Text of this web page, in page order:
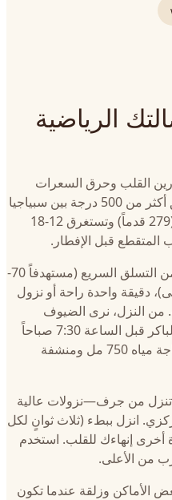
الرياضية
القلب وحرق السعرات
الحرارية دون عضوية شهرية. تتسلق أكثر من 500 درجة بين سبياجيا
85 متراً عمودياً (279 قدماً) وتستغرق 12-18
المتقطع قبل الإفطار.
امزج مع دفعات متقطعة: دقيقتان من التسلق السريع (مستهدفاً 70-
دقيقة واحدة راحة أو نزول
النزل، نرى الضيوف
يقومون بدوائر السلالم في الصباح الباكر قبل الساعة 7:30 صباحاً
لتجنب الحشود والحرارة؛ أحضر زجاجة مياه 750 مل ومنشفة
تنزل من جرف—نزولات عالية
انزل ببطء (ثلاث ثوانٍ لكل
أخرى إنهاءك للقلب. استخدم
من الأعلى.
الأماكن وزلقة عندما تكون